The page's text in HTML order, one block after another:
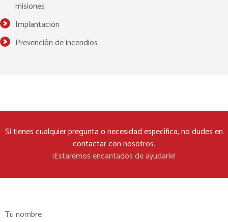
misiones
Implantación
Prevención de incendios
Si tienes cualquier pregunta o necesidad específica, no dudes en
contactar con nosotros.
¡Estaremos encantados de ayudarle!
Tu nombre